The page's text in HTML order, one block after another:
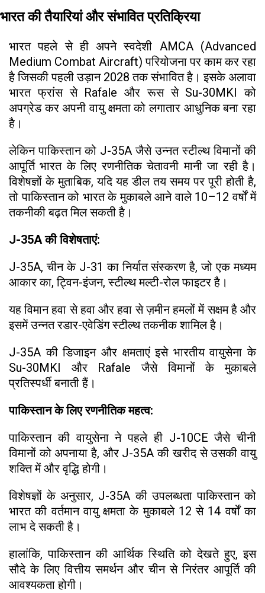
भारत की तैयारियां और संभावित प्रतिक्रिया
भारत पहले से ही अपने स्वदेशी AMCA (Advanced
Medium Combat Aircraft) परियोजना पर काम कर रहा
है जिसकी पहली उड़ान 2028 तक संभावित है। इसके अलावा
भारत फ्रांस से Rafale और रूस से Su-30MKI को
अपग्रेड कर अपनी वायु क्षमता को लगातार आधुनिक बना रहा
है।
लेकिन पाकिस्तान को J-35A जैसे उन्नत स्टील्थ विमानों की
आपूर्ति भारत के लिए रणनीतिक चेतावनी मानी जा रही है।
विशेषज्ञों के मुताबिक, यदि यह डील तय समय पर पूरी होती है,
तो पाकिस्तान को भारत के मुकाबले आने वाले 10–12 वर्षों में
तकनीकी बढ़त मिल सकती है।
J-35A की विशेषताएं:
J-35A, चीन के J-31 का निर्यात संस्करण है, जो एक मध्यम
आकार का, ट्विन-इंजन, स्टील्थ मल्टी-रोल फाइटर है।
यह विमान हवा से हवा और हवा से ज़मीन हमलों में सक्षम है और
इसमें उन्नत रडार-एवेडिंग स्टील्थ तकनीक शामिल है।
J-35A की डिजाइन और क्षमताएं इसे भारतीय वायुसेना के
Su-30MKI और Rafale जैसे विमानों के मुकाबले
प्रतिस्पर्धी बनाती हैं।
पाकिस्तान के लिए रणनीतिक महत्व:
पाकिस्तान की वायुसेना ने पहले ही J-10CE जैसे चीनी
विमानों को अपनाया है, और J-35A की खरीद से उसकी वायु
शक्ति में और वृद्धि होगी।
विशेषज्ञों के अनुसार, J-35A की उपलब्धता पाकिस्तान को
भारत की वर्तमान वायु क्षमता के मुकाबले 12 से 14 वर्षों का
लाभ दे सकती है।
हालांकि, पाकिस्तान की आर्थिक स्थिति को देखते हुए, इस
सौदे के लिए वित्तीय समर्थन और चीन से निरंतर आपूर्ति की
आवश्यकता होगी।